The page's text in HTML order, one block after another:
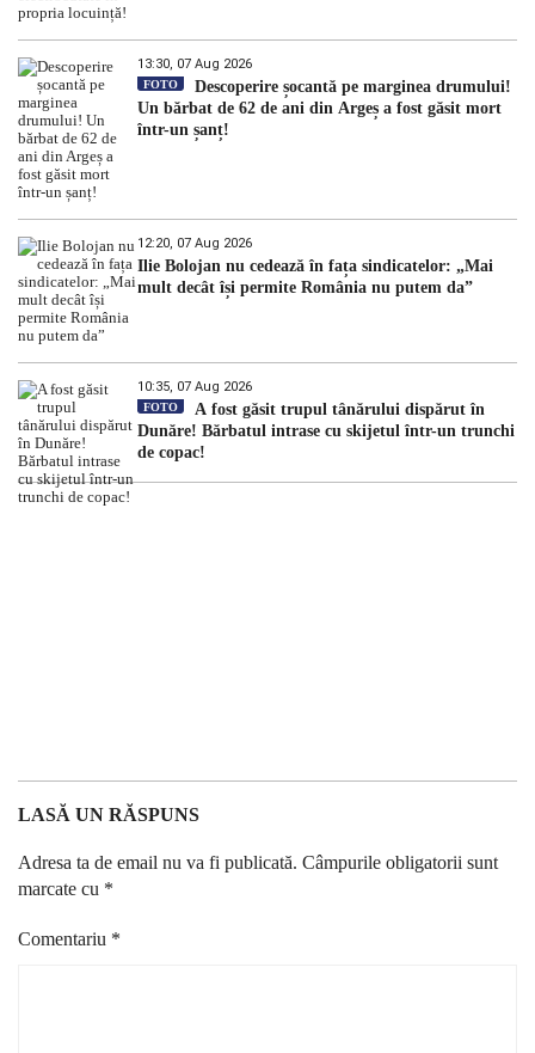
13:30, 07 Aug 2026
FOTO
Descoperire șocantă pe marginea drumului!
Un bărbat de 62 de ani din Argeș a fost găsit mort
într-un șanț!
12:20, 07 Aug 2026
Ilie Bolojan nu cedează în fața sindicatelor: „Mai
mult decât își permite România nu putem da”
10:35, 07 Aug 2026
FOTO
A fost găsit trupul tânărului dispărut în
Dunăre! Bărbatul intrase cu skijetul într-un trunchi
de copac!
LASĂ UN RĂSPUNS
Adresa ta de email nu va fi publicată. Câmpurile obligatorii sunt
marcate cu *
Comentariu *